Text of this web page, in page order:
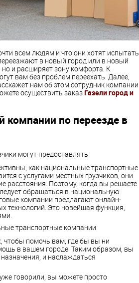
всем людям и что они хотят испытать
в новый город или в новый
и расширяет зону комфорта. К
вам без проблем переехать. Далее,
нам об этом сотрудник компании
осуществить заказГазели город и
по переезде в
могут предоставлять
как национальные транспортные
с услугами местных грузчиков, они
расстояния. Поэтому, когда вы решаете
обращаться в национальную
компании предлагают онлайн-
технологий. Это новейшая функция,
транспортные компании
чтобы помочь вам, где бы вы ни
в вашем городе. Таким образом, вы
и наслаждаться
говорили, вы можете просто